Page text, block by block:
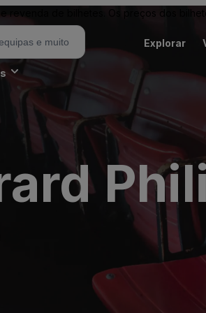
revenda de bilhetes. Os preços dos
Explorar